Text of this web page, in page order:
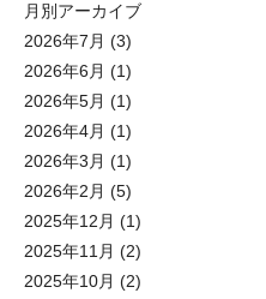
月別アーカイブ
2026年7月 (3)
2026年6月 (1)
2026年5月 (1)
2026年4月 (1)
2026年3月 (1)
2026年2月 (5)
2025年12月 (1)
2025年11月 (2)
2025年10月 (2)